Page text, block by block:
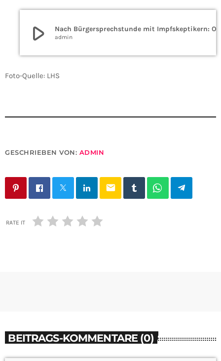
play_arrow admin
Foto-Quelle: LHS
GESCHRIEBEN VON: ADMIN
email
RATE IT
BEITRAGS-KOMMENTARE (0)